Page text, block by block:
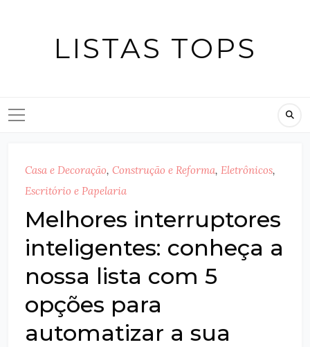
LISTAS TOPS
Casa e Decoração, Construção e Reforma, Eletrônicos,
Escritório e Papelaria
Melhores interruptores
inteligentes: conheça a
nossa lista com 5
opções para
automatizar a sua